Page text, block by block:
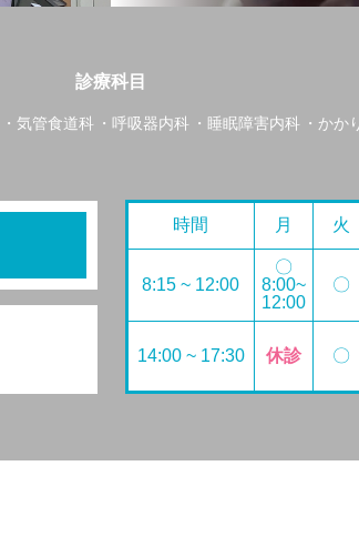
診療科目
気管食道科 呼吸器内科 睡眠障害内科 かか
時間 月 火
8:15 ~ 12:00
〇
8:00~
12:00
〇
14:00 ~ 17:30 休診 〇